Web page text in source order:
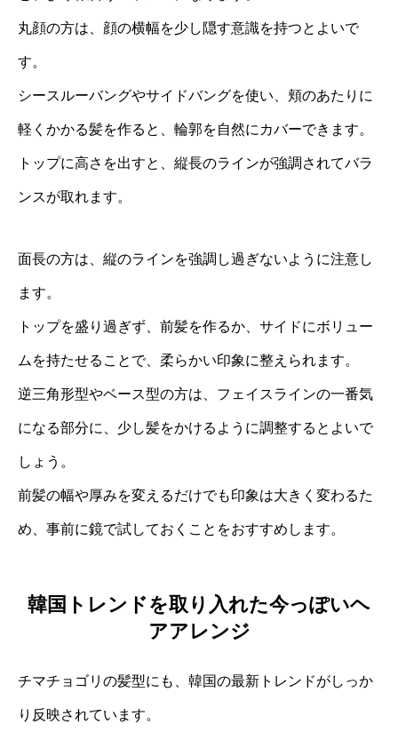
丸顔の方は、顔の横幅を少し隠す意識を持つとよいで
す。
シースルーバングやサイドバングを使い、頬のあたりに
軽くかかる髪を作ると、輪郭を自然にカバーできます。
トップに高さを出すと、縦長のラインが強調されてバラ
ンスが取れます。
面長の方は、縦のラインを強調し過ぎないように注意し
ます。
トップを盛り過ぎず、前髪を作るか、サイドにボリュー
ムを持たせることで、柔らかい印象に整えられます。
逆三角形型やベース型の方は、フェイスラインの一番気
になる部分に、少し髪をかけるように調整するとよいで
しょう。
前髪の幅や厚みを変えるだけでも印象は大きく変わるた
め、事前に鏡で試しておくことをおすすめします。
韓国トレンドを取り入れた今っぽいヘ
アアレンジ
チマチョゴリの髪型にも、韓国の最新トレンドがしっか
り反映されています。